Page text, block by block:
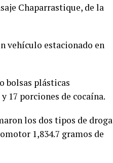
Chaparrastique, de la
vehículo estacionado en
bolsas plásticas
17 porciones de cocaína.
los dos tipos de droga
1,834.7 gramos de